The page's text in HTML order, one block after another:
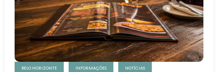
BELO HORIZONTE INFORMAÇÕES NOTÍCIAS